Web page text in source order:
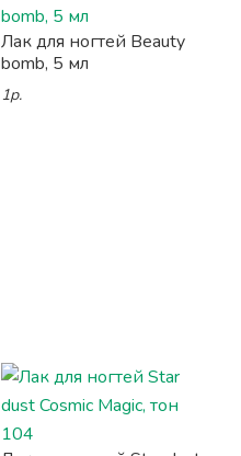
Лак для ногтей Beauty
bomb, 5 мл
1р.